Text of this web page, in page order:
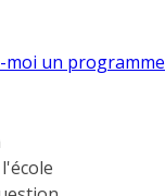
moi un programme